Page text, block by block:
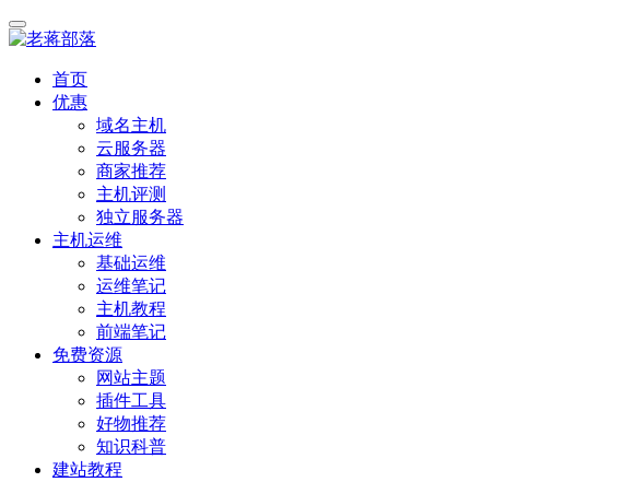
首页
优惠
域名主机
云服务器
商家推荐
主机评测
独立服务器
主机运维
基础运维
运维笔记
主机教程
前端笔记
免费资源
网站主题
插件工具
好物推荐
知识科普
建站教程